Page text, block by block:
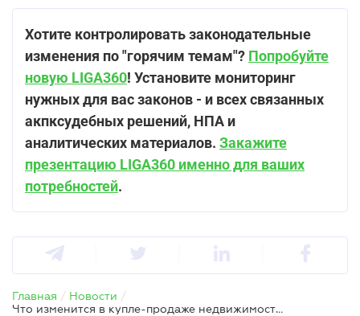
Хотите контролировать законодательные
изменения по "горячим темам"? Попробуйте
новую LIGA360! Установите мониторинг
нужных для вас законов - и всех связанных
акпксудебных решений, НПА и
аналитических материалов. Закажите
презентацию LIGA360 именно для ваших
потребностей.
Главная / Новости /
Что изменится в купле-продаже недвижимости с 1 января 2026 года – заявления Минюста, ГНС и НПУ